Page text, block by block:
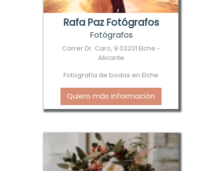
Rafa Paz Fotógrafos
Fotógrafos
Carrer Dr. Caro, 9 03201 Elche -
Alicante
Fotografía de bodas en Elche
Quiero más información